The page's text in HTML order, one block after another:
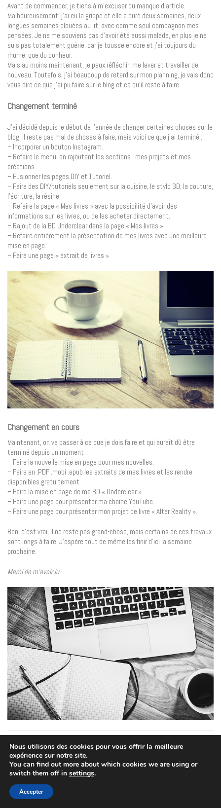
Avant de commencer, je tiens à m’excuser du manque d’article.
Malheureusement, j’ai eu la grippe et elle a duré deux semaines, deux
longues semaines clouées au lit, avec comme seul compagnon mes
pensées. Je ne me souviens pas d’avoir été aussi malade, en plus je ne
suis pas totalement guérie, car je tousse encore et j’ai toujours du
rhume, que du bonheur.
Mais au moins maintenant, je peux réfléchir, me lever et travailler de
nouveau. Toutefois, j’ai beaucoup de retard sur mon planning, je vais donc
vous dire ce que j’ai pu faire sur le blog et ce qu’il reste à faire.
Changement terminé
J’ai décidé depuis le début de l’année de changer certaines choses sur le
blog. Il reste pas mal de choses à faire, mais voici ce que j’ai terminé :
– Incorporer un bouton Instagram.
– Refaire le menu, en rajoutant les sections : mes projets et mes
créations.
– Fusionner les pages DIY et Tutoriel.
– Faire des DIY/tutoriels seulement sur la cuisine, le stylo 3D, la couture,
l’écriture, la résine.
– Refaire la page « Mes livres » avec la possibilité d’avoir des
informations sur les livres, ou de les acheter directement.
– Rajout de la BD Underclear dans la page « Mes livres »
– Refaire entièrement la présentation de mes livres avec une meilleure
mise en page.
– Faire une page « extrait de livres »
Changement en cours
Maintenant, on va passer à ce que je dois faire et qui aurait dû être
terminé depuis un moment :
– Faire la nouvelle mise en page pour mes nouvelles.
– Faire en .PDF .mobi .epub les extraits de mes livres et les rendre
disponibles gratuitement.
– Faire la mise en page de ma BD « Underclear »
– Faire une page pour présenter ma chaîne YouTube.
– Faire une page pour présenter mon projet de livre « Alter Reality ».
Bon, c’est vrai, il ne reste pas grand-chose, mais certains de ces travaux
sont longs à faire. J’espère tout de même les finir d’ici la semaine
prochaine.
Merci de m’avoir lu.
Pagination
des
publications
1 2 3 SUIVANT
Créatures et monstres fantastiques : la
Nous utilisons des cookies pour vous offrir la meilleure
expérience sur notre site.
You can find out more about which cookies we are using or
switch them off in settings.
Accepter